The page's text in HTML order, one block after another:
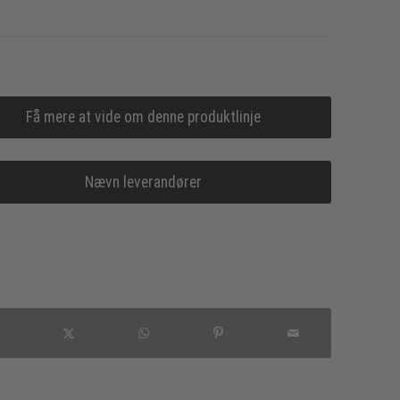
Få mere at vide om denne produktlinje
Nævn leverandører